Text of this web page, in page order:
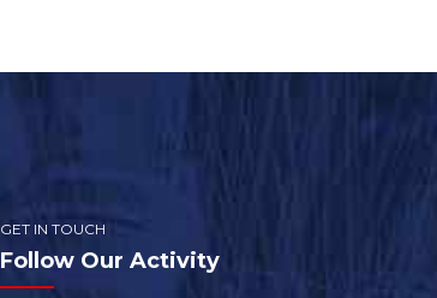
GET IN TOUCH
Follow Our Activity